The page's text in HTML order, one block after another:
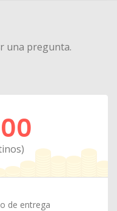
una pregunta.
de entrega